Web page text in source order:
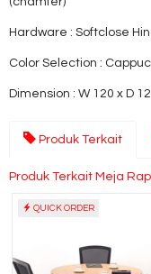
Hardware : Softclose
Color Selection :
Dimension : W 120 x D
Produk Terkait
Produk Terkait Meja
QUICK ORDER